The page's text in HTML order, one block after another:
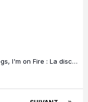
Regarde le sujet « Lick My Legs, I'm on Fire : La discographie de PJ Harvey »